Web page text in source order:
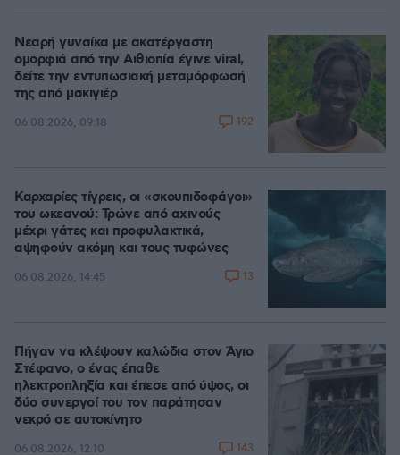
Νεαρή γυναίκα με ακατέργαστη
ομορφιά από την Αιθιοπία έγινε viral,
δείτε την εντυπωσιακή μεταμόρφωσή
της από μακιγιέρ
06.08.2026, 09:18 192
Καρχαρίες τίγρεις, οι «σκουπιδοφάγοι»
του ωκεανού: Τρώνε από αχινούς
μέχρι γάτες και προφυλακτικά,
αψηφούν ακόμη και τους τυφώνες
06.08.2026, 14:45 13
Πήγαν να κλέψουν καλώδια στον Άγιο
Στέφανο, ο ένας έπαθε
ηλεκτροπληξία και έπεσε από ύψος, οι
δύο συνεργοί του τον παράτησαν
νεκρό σε αυτοκίνητο
06.08.2026, 12:10 143